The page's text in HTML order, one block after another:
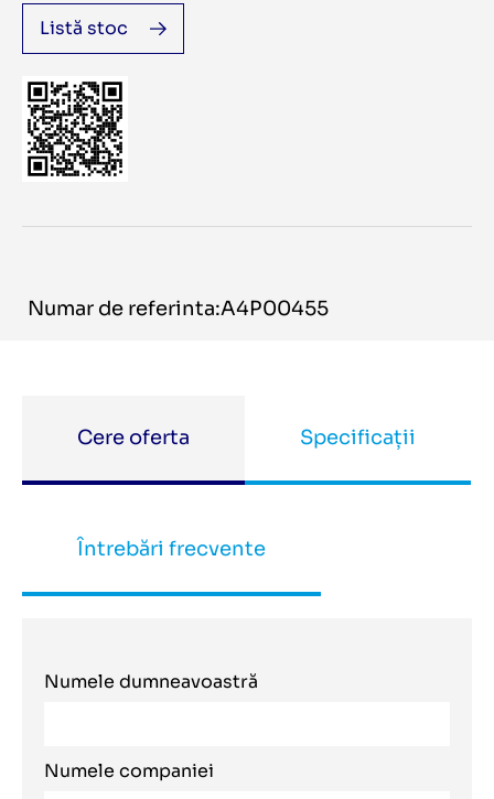
Listă stoc
Numar de referinta:A4P00455
Cere oferta Specificații
Întrebări frecvente
Numele dumneavoastră
Numele companiei